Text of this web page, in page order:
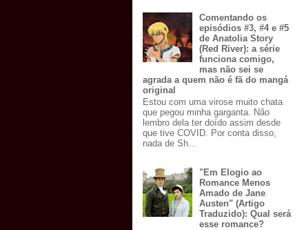
Comentando os
episódios #3, #4 e #5
de Anatolia Story
(Red River): a série
funciona comigo,
mas não sei se
agrada a quem não é fã do mangá
original
Estou com uma virose muito chata
que pegou minha garganta. Não
lembro dela ter doído assim desde
que tive COVID. Por conta disso,
nada de Sh...
"Em Elogio ao
Romance Menos
Amado de Jane
Austen" (Artigo
Traduzido): Qual será
esse romance?